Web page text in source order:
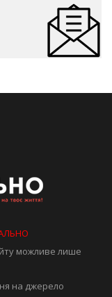
можливе лише
на джерело